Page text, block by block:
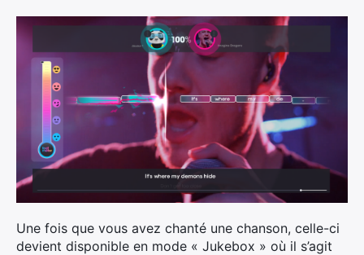
Une fois que vous avez chanté une chanson, celle-ci
devient disponible en mode « Jukebox » où il s’agit